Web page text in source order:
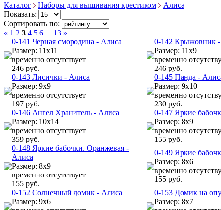
Каталог Наборы для вышивания крестиком
Алиса
Показать:
Сортировать по:
« 1 2 3 4 5 6 ... 13 »
0-141 Черная смородина - Алиса
Размер: 11х11
временно отсутствует
246 руб.
0-142 Крыжовник
Размер: 11х9
временно
246 руб.
0-143 Лисички - Алиса
Размер: 9х9
временно отсутствует
197 руб.
0-145 Панда -
Размер: 9х10
временно
230 руб.
0-146 Ангел Хранитель - Алиса
Размер: 10х14
временно отсутствует
359 руб.
0-147 Яркие
Размер: 8х9
временно
155 руб.
0-148 Яркие бабочки. Оранжевая -
Алиса
Размер: 8x9
временно отсутствует
155 руб.
0-149 Яркие
Размер: 8x6
временно
155 руб.
0-152 Солнечный домик - Алиса
Размер: 9х6
0-153 Домик на
Размер: 8х7